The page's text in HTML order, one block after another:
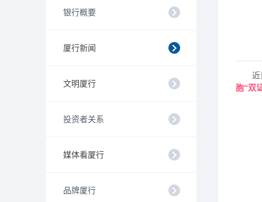
银行概要
厦行新闻
文明厦行
投资者关系
媒体看厦行
品牌厦行
近
胞“双